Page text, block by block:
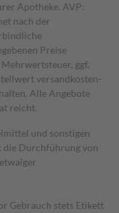
Apotheke. AVP:
nach der
Preise
ggf.
versand­kosten­
Alle Angebote
reicht.
und sonstigen
die Durchführung von
Gebrauch stets Etikett